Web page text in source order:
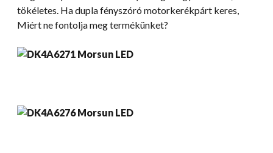
tökéletes. Ha dupla fényszóró motorkerékpárt keres,
Miért ne fontolja meg termékünket?